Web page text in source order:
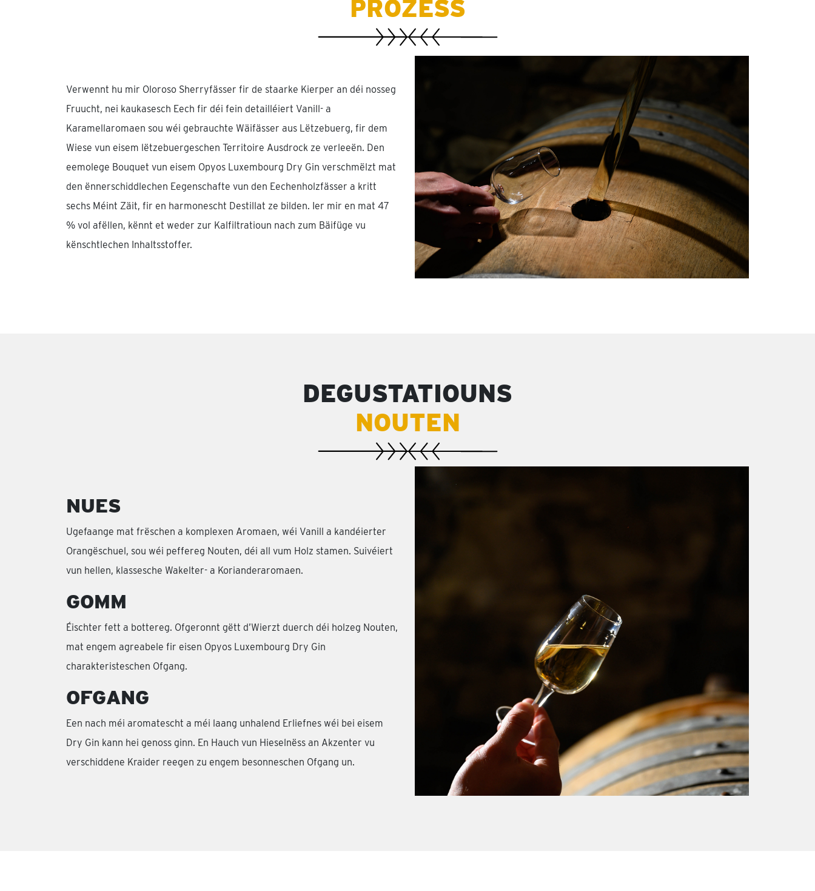
PROZESS
Verwennt hu mir Oloroso Sherryfässer fir de staarke Kierper an déi nosseg
Fruucht, nei kaukasesch Eech fir déi fein detailléiert Vanill- a
Karamellaromaen sou wéi gebrauchte Wäifässer aus Lëtzebuerg, fir dem
Wiese vun eisem lëtzebuergeschen Territoire Ausdrock ze verleeën. Den
eemolege Bouquet vun eisem Opyos Luxembourg Dry Gin verschmëlzt mat
den ënnerschiddlechen Eegenschafte vun den Eechenholzfässer a kritt
sechs Méint Zäit, fir en harmonescht Destillat ze bilden. Ier mir en mat 47
% vol afëllen, kënnt et weder zur Kalfiltratioun nach zum Bäifüge vu
kënschtlechen Inhaltsstoffer.
DEGUSTATIOUNS
NOUTEN
NUES
Ugefaange mat frëschen a komplexen Aromaen, wéi Vanill a kandéierter
Orangëschuel, sou wéi peffereg Nouten, déi all vum Holz stamen. Suivéiert
vun hellen, klassesche Wakelter- a Korianderaromaen.
GOMM
Éischter fett a bottereg. Ofgeronnt gëtt d’Wierzt duerch déi holzeg Nouten,
mat engem agreabele fir eisen Opyos Luxembourg Dry Gin
charakteristeschen Ofgang.
OFGANG
Een nach méi aromatescht a méi laang unhalend Erliefnes wéi bei eisem
Dry Gin kann hei genoss ginn. En Hauch vun Hieselnëss an Akzenter vu
verschiddene Kraider reegen zu engem besonneschen Ofgang un.